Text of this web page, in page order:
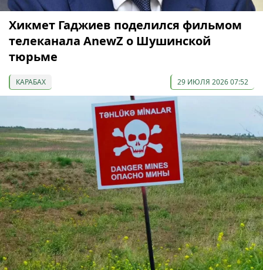
Хикмет Гаджиев поделился фильмом
телеканала AnewZ о Шушинской
тюрьме
КАРАБАХ 29 ИЮЛЯ 2026 07:52